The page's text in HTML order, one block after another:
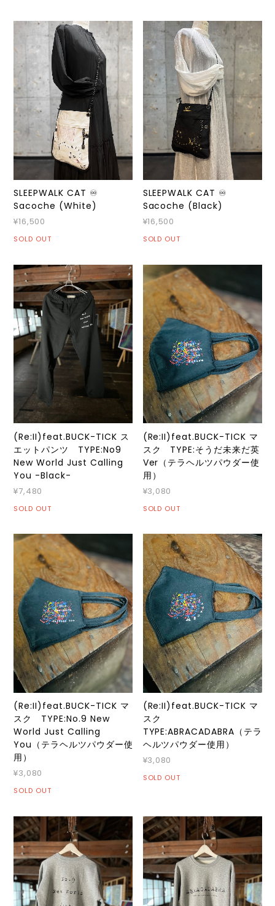
SLEEPWALK CAT ♾️
Sacoche (White)
¥16,500
SOLD OUT
SLEEPWALK CAT ♾️
Sacoche (Black)
¥16,500
SOLD OUT
(Re:II)feat.BUCK-TICK ス
エットパンツ TYPE:No9
New World Just Calling
You -Black-
¥7,480
SOLD OUT
(Re:II)feat.BUCK-TICK マ
スク TYPE:そうだ未来だ英
Ver（テラヘルツパウダー使
用）
¥3,080
SOLD OUT
(Re:II)feat.BUCK-TICK マ
スク TYPE:No.9 New
World Just Calling
You（テラヘルツパウダー使
用）
¥3,080
SOLD OUT
(Re:II)feat.BUCK-TICK マ
スク
TYPE:ABRACADABRA（テラ
ヘルツパウダー使用）
¥3,080
SOLD OUT